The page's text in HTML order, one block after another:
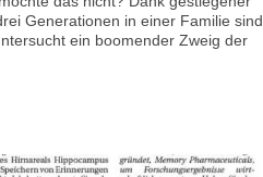
Generationen in einer Familie sind
ein boomender Zweig der